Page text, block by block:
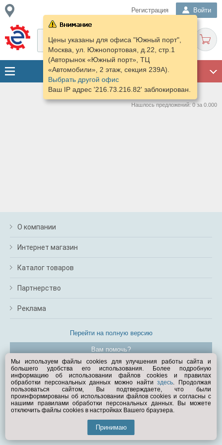
Регистрация Войти
Цены указаны для офиса "Южный порт",
Москва, ул. Южнопортовая, д.22, стр.1
(Авторынок «Южный порт», ТЦ
«Автомобили», 2 этаж, секция 239А).
Выбрать другой офис
Ваш IP адрес '216.73.216.82' заблокирован.
Нашлось предложений: 0 за 0.000
О компании
Интернет магазин
Каталог товаров
Партнерство
Реклама
Перейти на полную версию
Вам помочь?
© Exist.ru 1998—2026
Мы используем файлы cookies для улучшения работы сайта и
большего удобства его использования. Более подробную
информацию об использовании файлов cookies и правилах
обработки персональных данных можно найтиздесь. Продолжая
пользоваться сайтом, Вы подтверждаете, что были
проинформированы об использовании файлов cookies и согласны с
нашими правилами обработки персональных данных. Вы можете
отключить файлы cookies в настройках Вашего браузера.
Принимаю